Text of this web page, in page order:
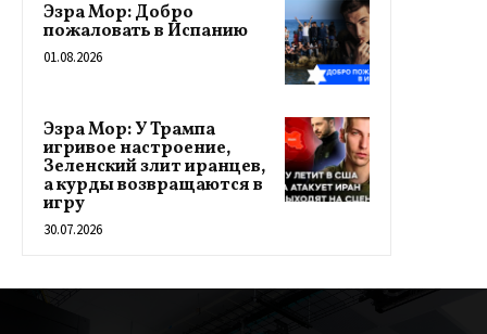
Эзра Мор: Добро
пожаловать в Испанию
01.08.2026
Эзра Мор: У Трампа
игривое настроение,
Зеленский злит иранцев,
а курды возвращаются в
игру
30.07.2026